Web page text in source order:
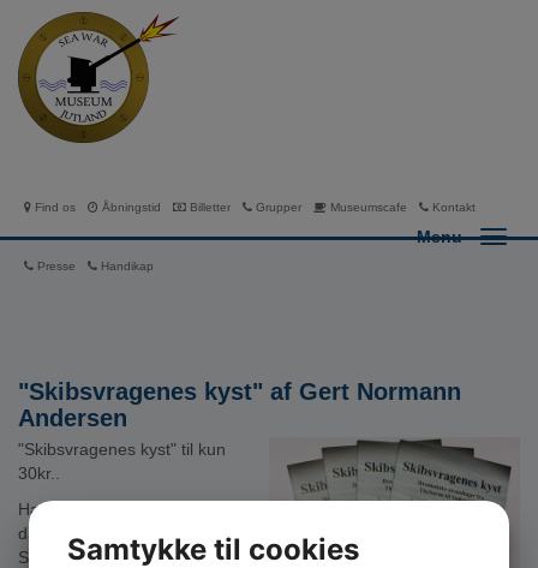
Find os Åbningstid Billetter Grupper Museumscafe Kontakt
Presse Handikap
Menu
"Skibsvragenes kyst" af Gert Normann
Andersen
"Skibsvragenes kyst" til kun
30kr..
Hæftet kan købes på både
dansk, engelsk og tysk
Se mere omSamtykke til cookies